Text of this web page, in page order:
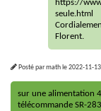
https://
seule.html
Florent.
Posté parmathle2022-11-
sur une alimentation
télécommande SR-